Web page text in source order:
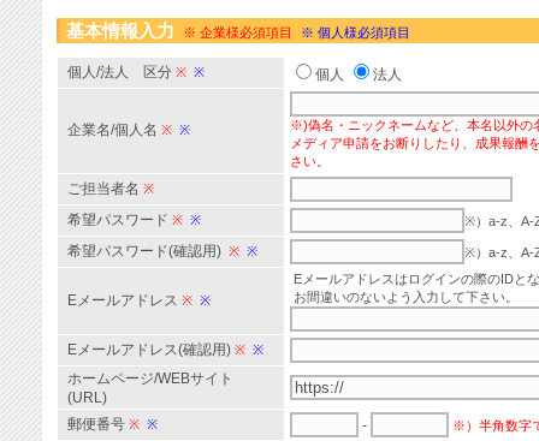
基本情報入力 ※ 企業様必須項目 ※ 個人様必須項目
個人/法人 区分 ※ ※ 個人 法人
企業名/個人名 ※ ※
※)偽名・ニックネームなど、本名以外の
メディア申請をお断りしたり、成果報酬
さい。
ご担当者名 ※
希望パスワード ※ ※ ※）a-z、A-
希望パスワード(確認用) ※ ※ ※）a-z、A-
Eメールアドレス ※ ※
Eメールアドレスはログインの際のIDと
お間違いのないよう入力して下さい。
Eメールアドレス(確認用) ※ ※
ホームページ/WEBサイト
(URL)
郵便番号 ※ ※ - ※）半角数字